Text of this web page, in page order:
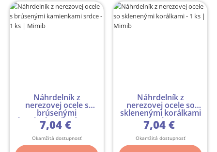
Náhrdelník z
nerezovej ocele s
brúsenými
kamienkami srdce - 1
ks
7,04 €
Okamžitá dostupnosť
Náhrdelník z
nerezovej ocele so
sklenenými korálkami
- 1 ks
7,04 €
Okamžitá dostupnosť